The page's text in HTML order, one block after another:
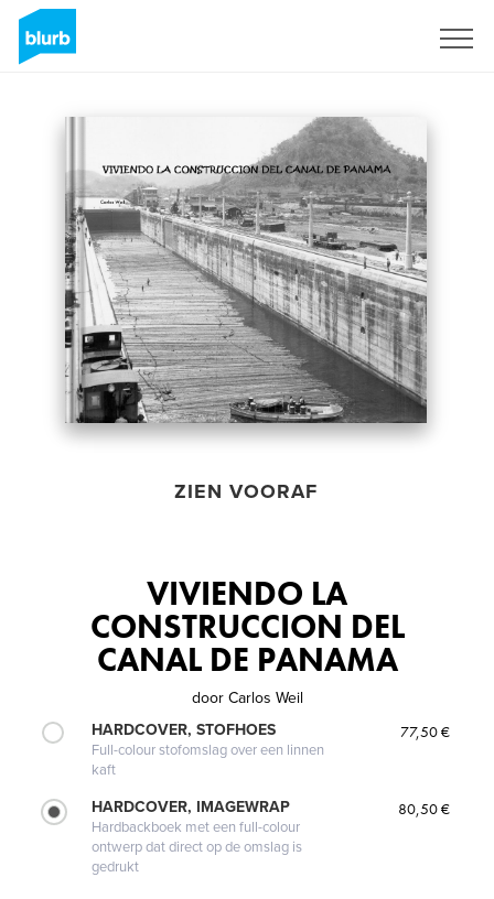
ZIEN VOORAF
VIVIENDO LA
CONSTRUCCION DEL
CANAL DE PANAMA
door Carlos Weil
HARDCOVER, STOFHOES
Full-colour stofomslag over een linnen
kaft
77,50 €
HARDCOVER, IMAGEWRAP
Hardbackboek met een full-colour
ontwerp dat direct op de omslag is
gedrukt
80,50 €